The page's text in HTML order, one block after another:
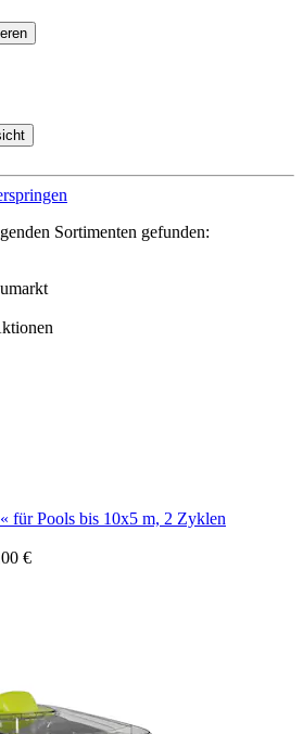
Sortimenten gefunden:
für Pools bis 10x5 m, 2 Zyklen
€